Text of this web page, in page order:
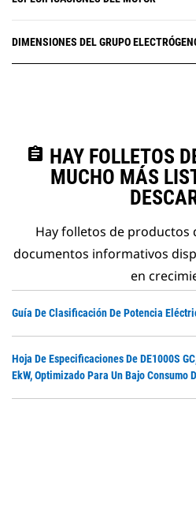
DIMENSIONES DEL GRUPO
assignment HAY FOLLETOS
MUCHO MÁS
Hay folletos de productos
documentos informativos
en
Guía De Clasificación De Potencia
Hoja De Especificaciones De DE1000S
EkW, Optimizado Para Un Bajo Consumo